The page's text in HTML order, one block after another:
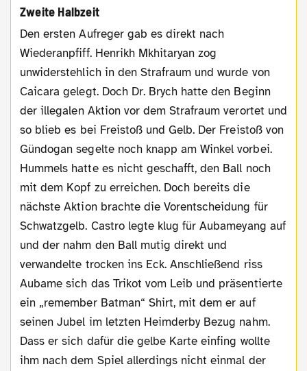
Zweite Halbzeit
Den ersten Aufreger gab es direkt nach
Wiederanpfiff. Henrikh Mkhitaryan zog
unwiderstehlich in den Strafraum und wurde von
Caicara gelegt. Doch Dr. Brych hatte den Beginn
der illegalen Aktion vor dem Strafraum verortet und
so blieb es bei Freistoß und Gelb. Der Freistoß von
Gündogan segelte noch knapp am Winkel vorbei.
Hummels hatte es nicht geschafft, den Ball noch
mit dem Kopf zu erreichen. Doch bereits die
nächste Aktion brachte die Vorentscheidung für
Schwatzgelb. Castro legte klug für Aubameyang auf
und der nahm den Ball mutig direkt und
verwandelte trocken ins Eck. Anschließend riss
Aubame sich das Trikot vom Leib und präsentierte
ein „remember Batman“ Shirt, mit dem er auf
seinen Jubel im letzten Heimderby Bezug nahm.
Dass er sich dafür die gelbe Karte einfing wollte
ihm nach dem Spiel allerdings nicht einmal der